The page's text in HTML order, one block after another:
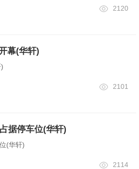
2120
幕(华轩)
2101
据停车位(华轩)
(华轩)
2114